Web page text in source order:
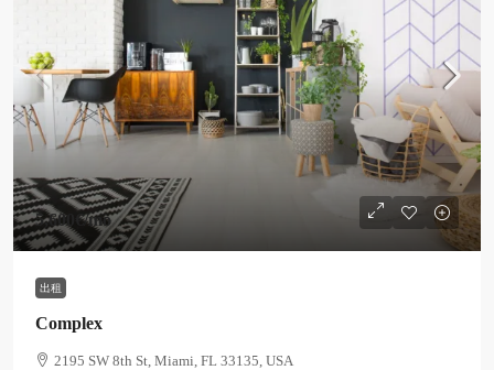
5,600€/mo
出租
Complex
2195 SW 8th St, Miami, FL 33135, USA